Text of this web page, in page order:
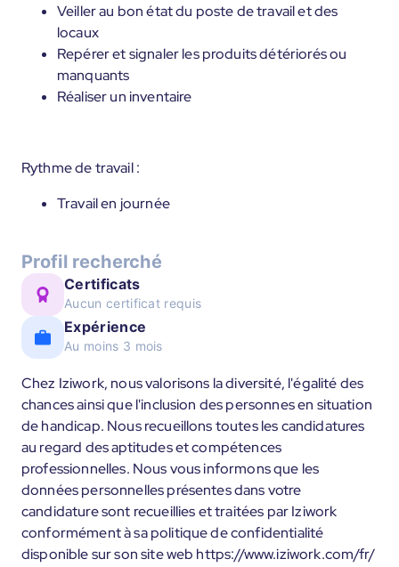
Veiller au bon état du poste de travail et des
locaux
Repérer et signaler les produits détériorés ou
manquants
Réaliser un inventaire
Rythme de travail :
Travail en journée
Profil recherché
Certificats
Aucun certificat requis
Expérience
Au moins 3 mois
Chez Iziwork, nous valorisons la diversité, l'égalité des
chances ainsi que l'inclusion des personnes en situation
de handicap. Nous recueillons toutes les candidatures
au regard des aptitudes et compétences
professionnelles. Nous vous informons que les
données personnelles présentes dans votre
candidature sont recueillies et traitées par Iziwork
conformément à sa politique de confidentialité
disponible sur son site web https://www.iziwork.com/fr/